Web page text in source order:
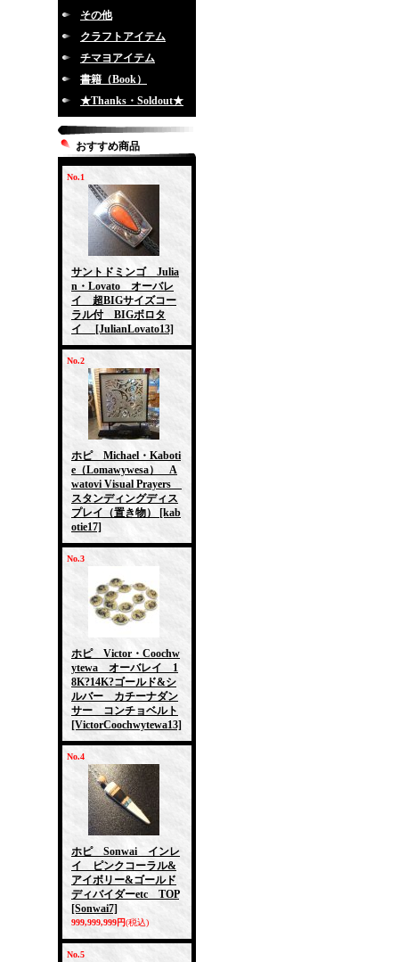
その他
クラフトアイテム
チマヨアイテム
書籍（Book）
★Thanks・Soldout★
おすすめ商品
No.1
サントドミンゴ Julia
n・Lovato オーバレ
イ 超BIGサイズコー
ラル付 BIGボロタ
イ
[JulianLovato13]
No.2
ホピ Michael・Kaboti
e（Lomawywesa） A
watovi Visual Prayers
スタンディングディス
プレイ（置き物）
[kab
otie17]
No.3
ホピ Victor・Coochw
ytewa オーバレイ 1
8K?14K?ゴールド&シ
ルバー カチーナダン
サー コンチョベルト
[VictorCoochwytewa13]
No.4
ホピ Sonwai インレ
イ ピンクコーラル&
アイボリー&ゴールド
ディバイダーetc TOP
[Sonwai7]
999,999,999円(税込)
No.5